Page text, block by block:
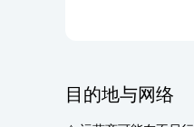
目的地与网络